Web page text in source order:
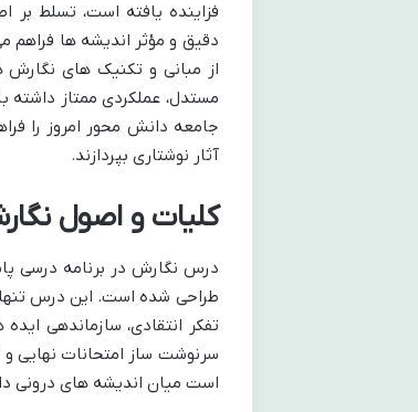
فزاینده یافته است، تسلط بر
دقیق و مؤثر اندیشه ها فراهم
از مبانی و تکنیک های نگارش
مستدل، عملکردی ممتاز داشته
جامعه دانش محور امروز را
آثار نوشتاری بپردازند.
کلیات و اصول
درس نگارش در برنامه درسی
طراحی شده است. این درس تنها
تفکر انتقادی، سازماندهی
سرنوشت ساز امتحانات نهایی
است میان اندیشه های درونی